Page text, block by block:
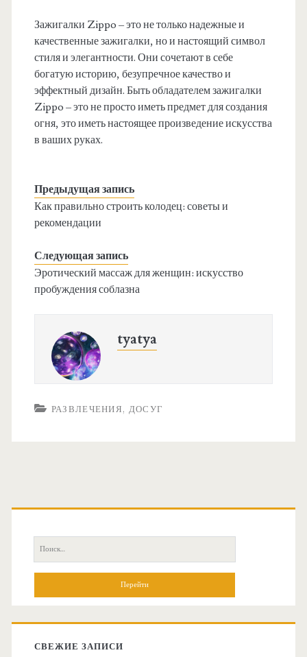
Зажигалки Zippo – это не только надежные и
качественные зажигалки, но и настоящий символ
стиля и элегантности. Они сочетают в себе
богатую историю, безупречное качество и
эффектный дизайн. Быть обладателем зажигалки
Zippo – это не просто иметь предмет для создания
огня, это иметь настоящее произведение искусства
в ваших руках.
Предыдущая запись
Как правильно строить колодец: советы и
рекомендации
Следующая запись
Эротический массаж для женщин: искусство
пробуждения соблазна
tyatya
РАЗВЛЕЧЕНИЯ, ДОСУГ
О
П
о
с
:
СВЕЖИЕ ЗАПИСИ